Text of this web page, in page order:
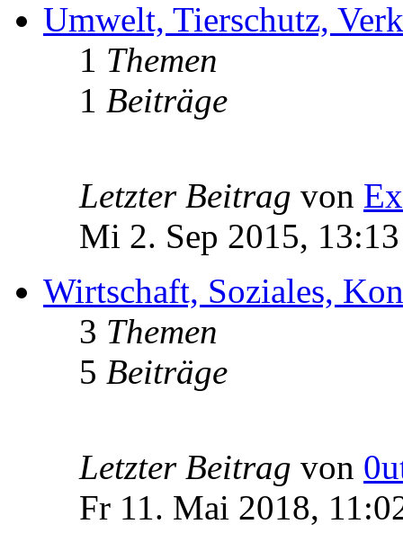
Umwelt, Tierschutz,
1 Themen
1 Beiträge
Letzter Beitrag von
Mi 2. Sep 2015, 13:13
Wirtschaft, Soziales,
3 Themen
5 Beiträge
Letzter Beitrag von
Fr 11. Mai 2018,